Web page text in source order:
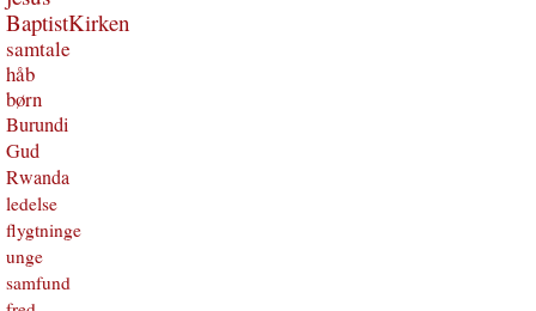
BaptistKirken
samtale
håb
børn
Burundi
Gud
Rwanda
ledelse
flygtninge
unge
samfund